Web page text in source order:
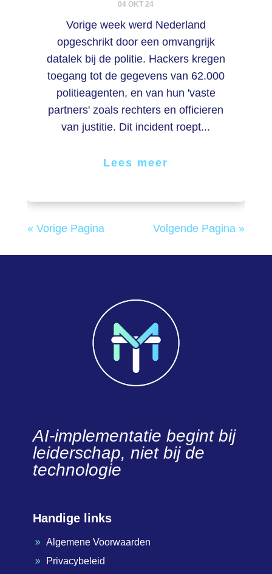
04 OKT 24
Vorige week werd Nederland
opgeschrikt door een omvangrijk
datalek bij de politie. Hackers kregen
toegang tot de gegevens van 62.000
politieagenten, en van hun 'vaste
partners' zoals rechters en officieren
van justitie. Dit incident roept...
Lees meer
« Vorige Pagina Volgende Pagina »
AI-implementatie begint bij
leiderschap, niet bij de
technologie
Handige links
9 Algemene Voorwaarden
9 Privacybeleid